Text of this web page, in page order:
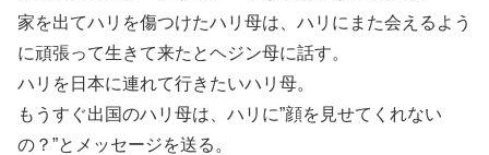
家を出てハリを傷つけたハリ母は、ハリにまた会えるよう
に頑張って生きて来たとヘジン母に話す。
ハリを日本に連れて行きたいハリ母。
もうすぐ出国のハリ母は、ハリに”顔を見せてくれない
の？”とメッセージを送る。